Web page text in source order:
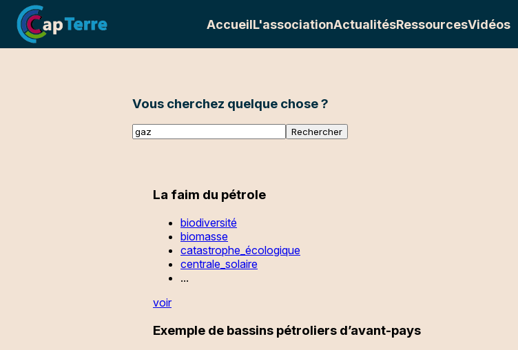
AccueilL'associationActualitésRessourcesVidéos
Vous cherchez quelque chose ?
La faim du pétrole
biodiversité
biomasse
catastrophe_écologique
centrale_solaire
...
voir
Exemple de bassins pétroliers d’avant-pays